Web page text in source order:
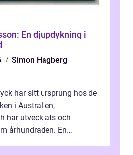
En djupdykning i
Simon Hagberg
har sitt ursprung hos de
i Australien,
har utvecklats och
århundraden. En